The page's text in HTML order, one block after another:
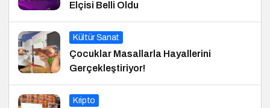
Elçisi Belli Oldu
Kültür Sanat
Çocuklar Masallarla Hayallerini
Gerçekleştiriyor!
Kripto